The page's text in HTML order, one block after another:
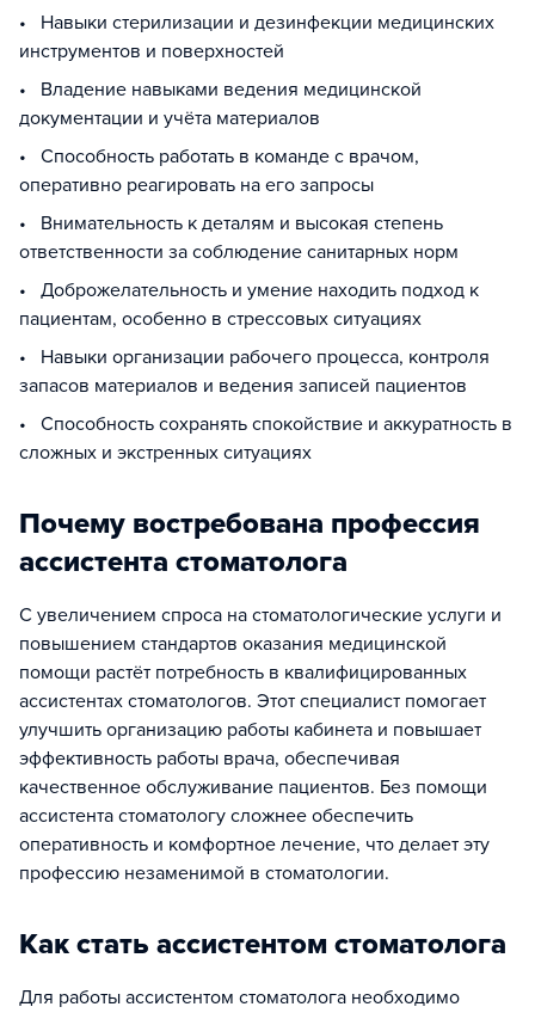
• Навыки стерилизации и дезинфекции медицинских
инструментов и поверхностей
• Владение навыками ведения медицинской
документации и учёта материалов
• Способность работать в команде с врачом,
оперативно реагировать на его запросы
• Внимательность к деталям и высокая степень
ответственности за соблюдение санитарных норм
• Доброжелательность и умение находить подход к
пациентам, особенно в стрессовых ситуациях
• Навыки организации рабочего процесса, контроля
запасов материалов и ведения записей пациентов
• Способность сохранять спокойствие и аккуратность в
сложных и экстренных ситуациях
Почему востребована профессия
ассистента стоматолога
С увеличением спроса на стоматологические услуги и
повышением стандартов оказания медицинской
помощи растёт потребность в квалифицированных
ассистентах стоматологов. Этот специалист помогает
улучшить организацию работы кабинета и повышает
эффективность работы врача, обеспечивая
качественное обслуживание пациентов. Без помощи
ассистента стоматологу сложнее обеспечить
оперативность и комфортное лечение, что делает эту
профессию незаменимой в стоматологии.
Как стать ассистентом стоматолога
Для работы ассистентом стоматолога необходимо